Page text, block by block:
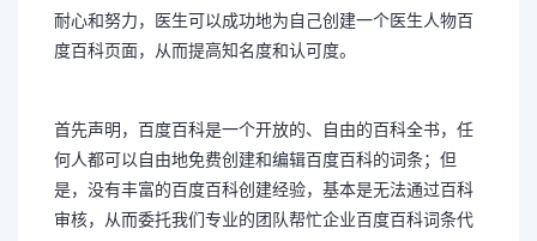
耐心和努力，医生可以成功地为自己创建一个医生人物百
度百科页面，从而提高知名度和认可度。
首先声明，百度百科是一个开放的、自由的百科全书，任
何人都可以自由地免费创建和编辑百度百科的词条；但
是，没有丰富的百度百科创建经验，基本是无法通过百科
审核，从而委托我们专业的团队帮忙企业百度百科词条代